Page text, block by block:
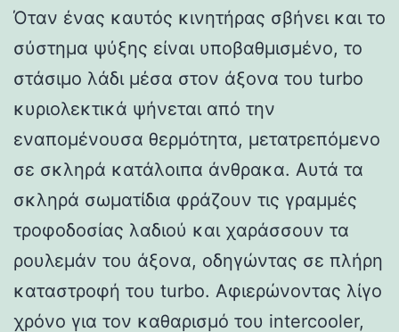
Όταν ένας καυτός κινητήρας σβήνει και το
σύστημα ψύξης είναι υποβαθμισμένο, το
στάσιμο λάδι μέσα στον άξονα του turbo
κυριολεκτικά ψήνεται από την
εναπομένουσα θερμότητα, μετατρεπόμενο
σε σκληρά κατάλοιπα άνθρακα. Αυτά τα
σκληρά σωματίδια φράζουν τις γραμμές
τροφοδοσίας λαδιού και χαράσσουν τα
ρουλεμάν του άξονα, οδηγώντας σε πλήρη
καταστροφή του turbo. Αφιερώνοντας λίγο
χρόνο για τον καθαρισμό του intercooler,